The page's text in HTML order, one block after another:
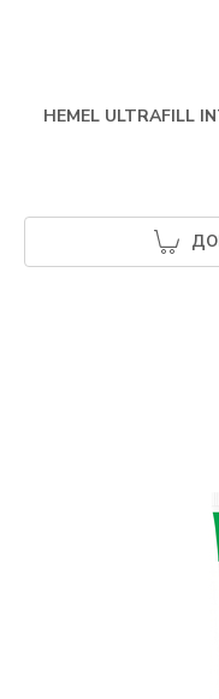
HEMEL ULTRAFILL